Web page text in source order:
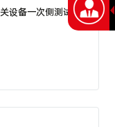
设备一次侧测试